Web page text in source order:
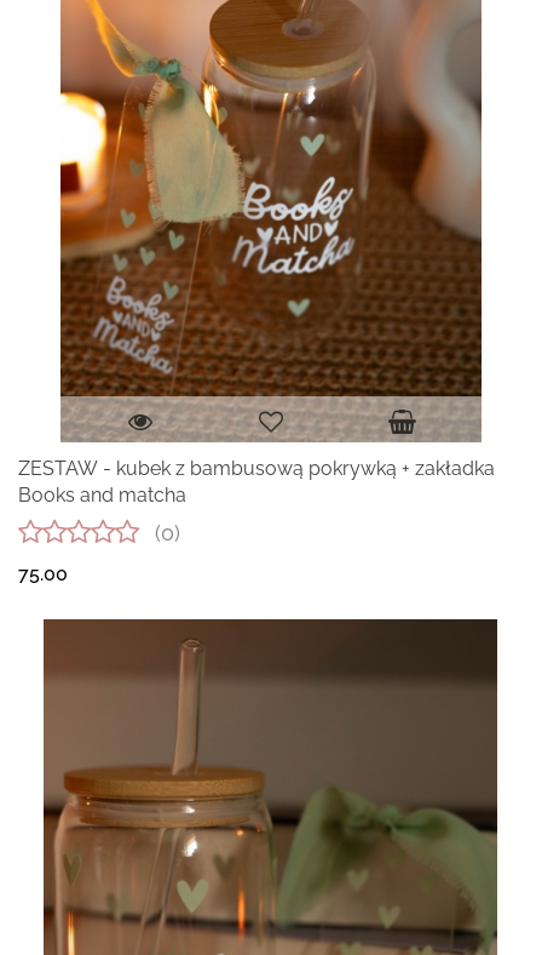
ZESTAW - kubek z bambusową pokrywką + zakładka
Books and matcha
(0)
75.00